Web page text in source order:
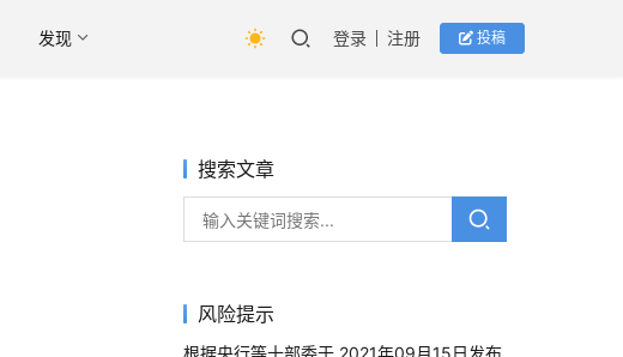
发现 登录 注册 投稿
搜索文章
风险提示